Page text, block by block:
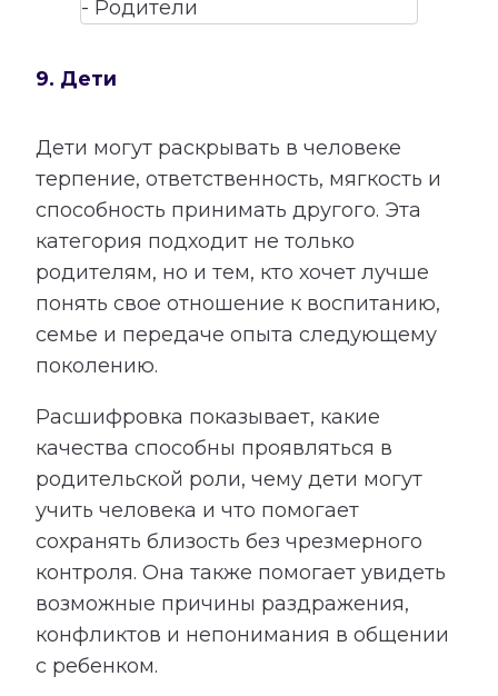
9. Дети
Дети могут раскрывать в человеке
терпение, ответственность, мягкость и
способность принимать другого. Эта
категория подходит не только
родителям, но и тем, кто хочет лучше
понять свое отношение к воспитанию,
семье и передаче опыта следующему
поколению.
Расшифровка показывает, какие
качества способны проявляться в
родительской роли, чему дети могут
учить человека и что помогает
сохранять близость без чрезмерного
контроля. Она также помогает увидеть
возможные причины раздражения,
конфликтов и непонимания в общении
с ребенком.